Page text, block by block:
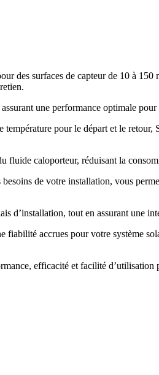
des surfaces de capteur de 10 à
une performance optimale
pour le départ et le
caloporteur, réduisant la
de votre installation, vous
d’installation, tout en assurant une
accrues pour votre système
efficacité et facilité